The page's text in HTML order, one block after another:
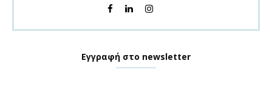
Εγγραφή στο newsletter